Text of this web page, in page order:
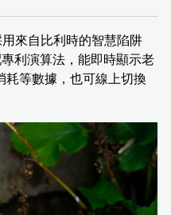
來自比利時的智慧陷阱
利演算法，能即時顯示老
耗等數據，也可線上切換